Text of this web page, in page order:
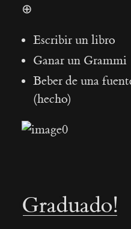
⊕
Escribir un libro
Ganar un Grammi
Beber de una
(hecho)
Graduado!